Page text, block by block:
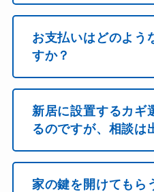
お支払いはどのよう
すか？
新居に設置するカギ
るのですが、相談は
家の鍵を開けてもら